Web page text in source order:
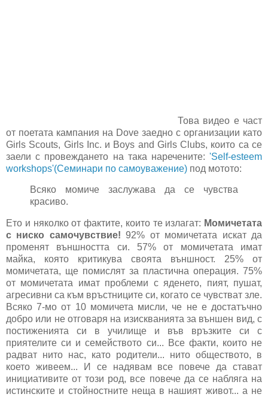
Това видео е част
от поетата кампания на Dove заедно с организации като
Girls Scouts, Girls Inc. и Boys and Girls Clubs, които са се
заели с провеждането на така наречените: 'Self-esteem
workshops'(Семинари по самоуважение) под мотото:
Всяко момиче заслужава да се чувства
красиво.
Ето и няколко от фактите, които те излагат: Момичетата
с ниско самочувствие! 92% от момичетата искат да
променят външността си. 57% от момичетата имат
майка, която критикува своята външност. 25% от
момичетата, ще помислят за пластична операция. 75%
от момичетата имат проблеми с яденето, пият, пушат,
агресивни са към връстниците си, когато се чувстват зле.
Всяко 7-мо от 10 момичета мисли, че не е достатъчно
добро или не отговаря на изискванията за външен вид, с
постиженията си в училище и във връзките си с
приятелите си и семейството си... Все факти, които не
радват нито нас, като родители... нито обществото, в
което живеем... И се надявам все повече да стават
инициативите от този род, все повече да се набляга на
истинските и стойностните неща в нашият живот... а не